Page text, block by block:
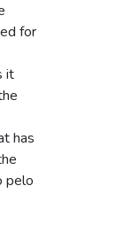
for
it
has
pelo